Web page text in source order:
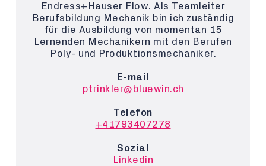
Endress+Hauser Flow. Als Teamleiter
Berufsbildung Mechanik bin ich zuständig
für die Ausbildung von momentan 15
Lernenden Mechanikern mit den Berufen
Poly- und Produktionsmechaniker.
E-mail
ptrinkler@bluewin.ch
Telefon
+41793407278
Sozial
Linkedin